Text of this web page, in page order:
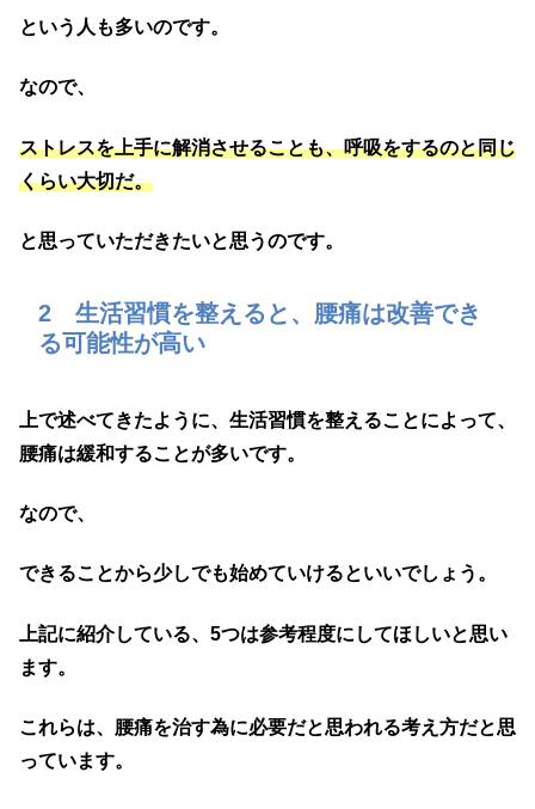
という人も多いのです。
なので、
ストレスを上手に解消させることも、呼吸をするのと同じ
くらい大切だ。
と思っていただきたいと思うのです。
2 生活習慣を整えると、腰痛は改善でき
る可能性が高い
上で述べてきたように、生活習慣を整えることによって、
腰痛は緩和することが多いです。
なので、
できることから少しでも始めていけるといいでしょう。
上記に紹介している、5つは参考程度にしてほしいと思い
ます。
これらは、腰痛を治す為に必要だと思われる考え方だと思
っています。